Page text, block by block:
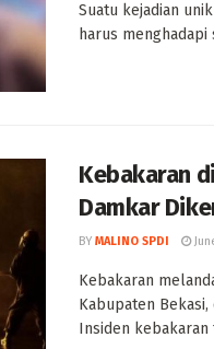
Suatu kejadian
harus
Kebakaran
Damkar
BY MALINO SPDI
Kebakaran
Kabupaten
Insiden kebakaran